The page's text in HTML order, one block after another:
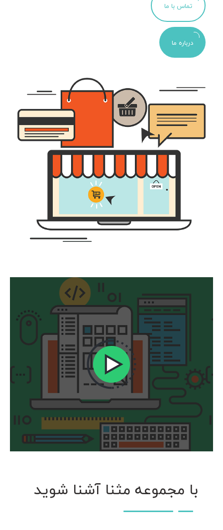
تماس با ما
درباره ما
با مجموعه مثنا آشنا شوید